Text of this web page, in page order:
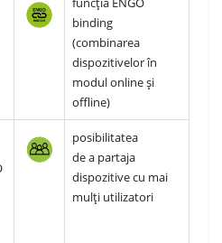
binding
(combinarea
dispozitivelor în
modul online și
offline)
posibilitatea
de a partaja
dispozitive cu mai
mulți utilizatori